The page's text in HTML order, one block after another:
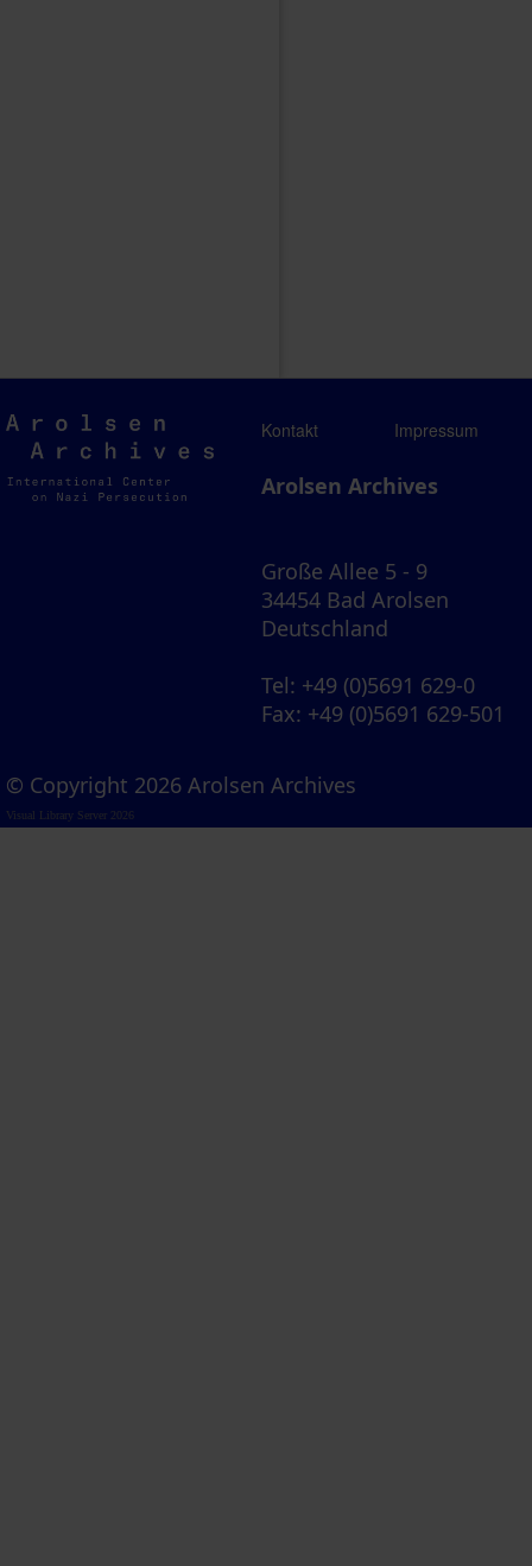
Arolsen
Archives
Kontakt Impressum
Arolsen Archives
Große Allee 5 - 9
34454 Bad Arolsen
Deutschland
Tel: +49 (0)5691 629-0
Fax: +49 (0)5691 629-501
© Copyright 2026 Arolsen Archives
Visual Library Server 2026